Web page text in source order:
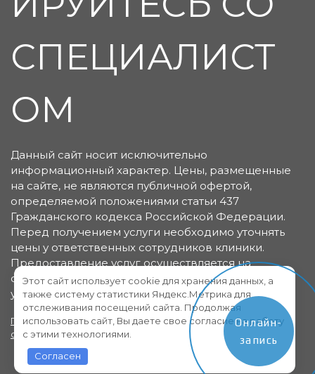
СПЕЦИАЛИСТ
ОМ
Данный сайт носит исключительно
информационный характер. Цены, размещенные
на сайте, не являются публичной офертой,
определяемой положениями статьи 437
Гражданского кодекса Российской Федерации.
Перед получением услуги необходимо уточнять
цены у ответственных сотрудников клиники.
Предоставление услуг осуществляется на
основании договора об оказании медицинских
услуг.
Политика конфиденциальности Пользовательское
соглашение
Онлайн-
запись
Этот сайт использует cookie для хранения данных, а
также систему статистики Яндекс.Метрика для
отслеживания посещений сайта. Продолжая
использовать сайт, Вы даете свое согласие на работу
с этими технологиями.
Согласен